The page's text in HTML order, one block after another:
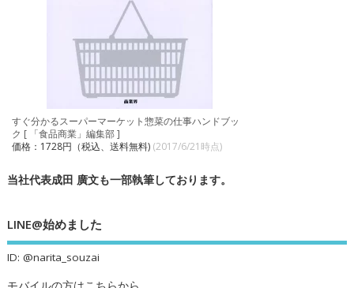
すぐ分かるスーパーマーケット惣菜の仕事ハンドブッ
ク [ 「食品商業」編集部 ]
価格：1728円（税込、送料無料) (2017/6/21時点)
当社代表成田 廣文も一部執筆しております。
LINE@始めました
ID: @narita_souzai